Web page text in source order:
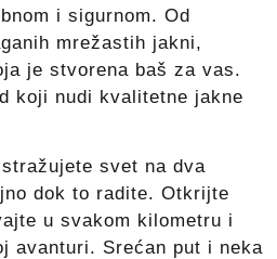
i sigurnom. Od
mrežastih jakni,
je stvorena baš za vas.
koji nudi kvalitetne jakne
svet na dva
dok to radite. Otkrijte
u svakom kilometru i
avanturi. Srećan put i neka